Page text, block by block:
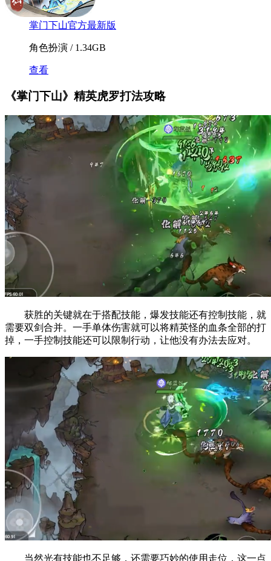
掌门下山官方最新版
角色扮演 / 1.34GB
查看
《掌门下山》精英虎罗打法攻略
获胜的关键就在于搭配技能，爆发技能还有控制技能，就
需要双剑合并。一手单体伤害就可以将精英怪的血条全部的打
掉，一手控制技能还可以限制行动，让他没有办法去应对。
当然光有技能也不足够，还需要巧妙的使用走位，这一点